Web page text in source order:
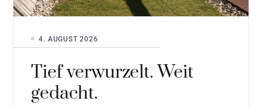
Tief verwurzelt. Weit
gedacht.
4. AUGUST 2026